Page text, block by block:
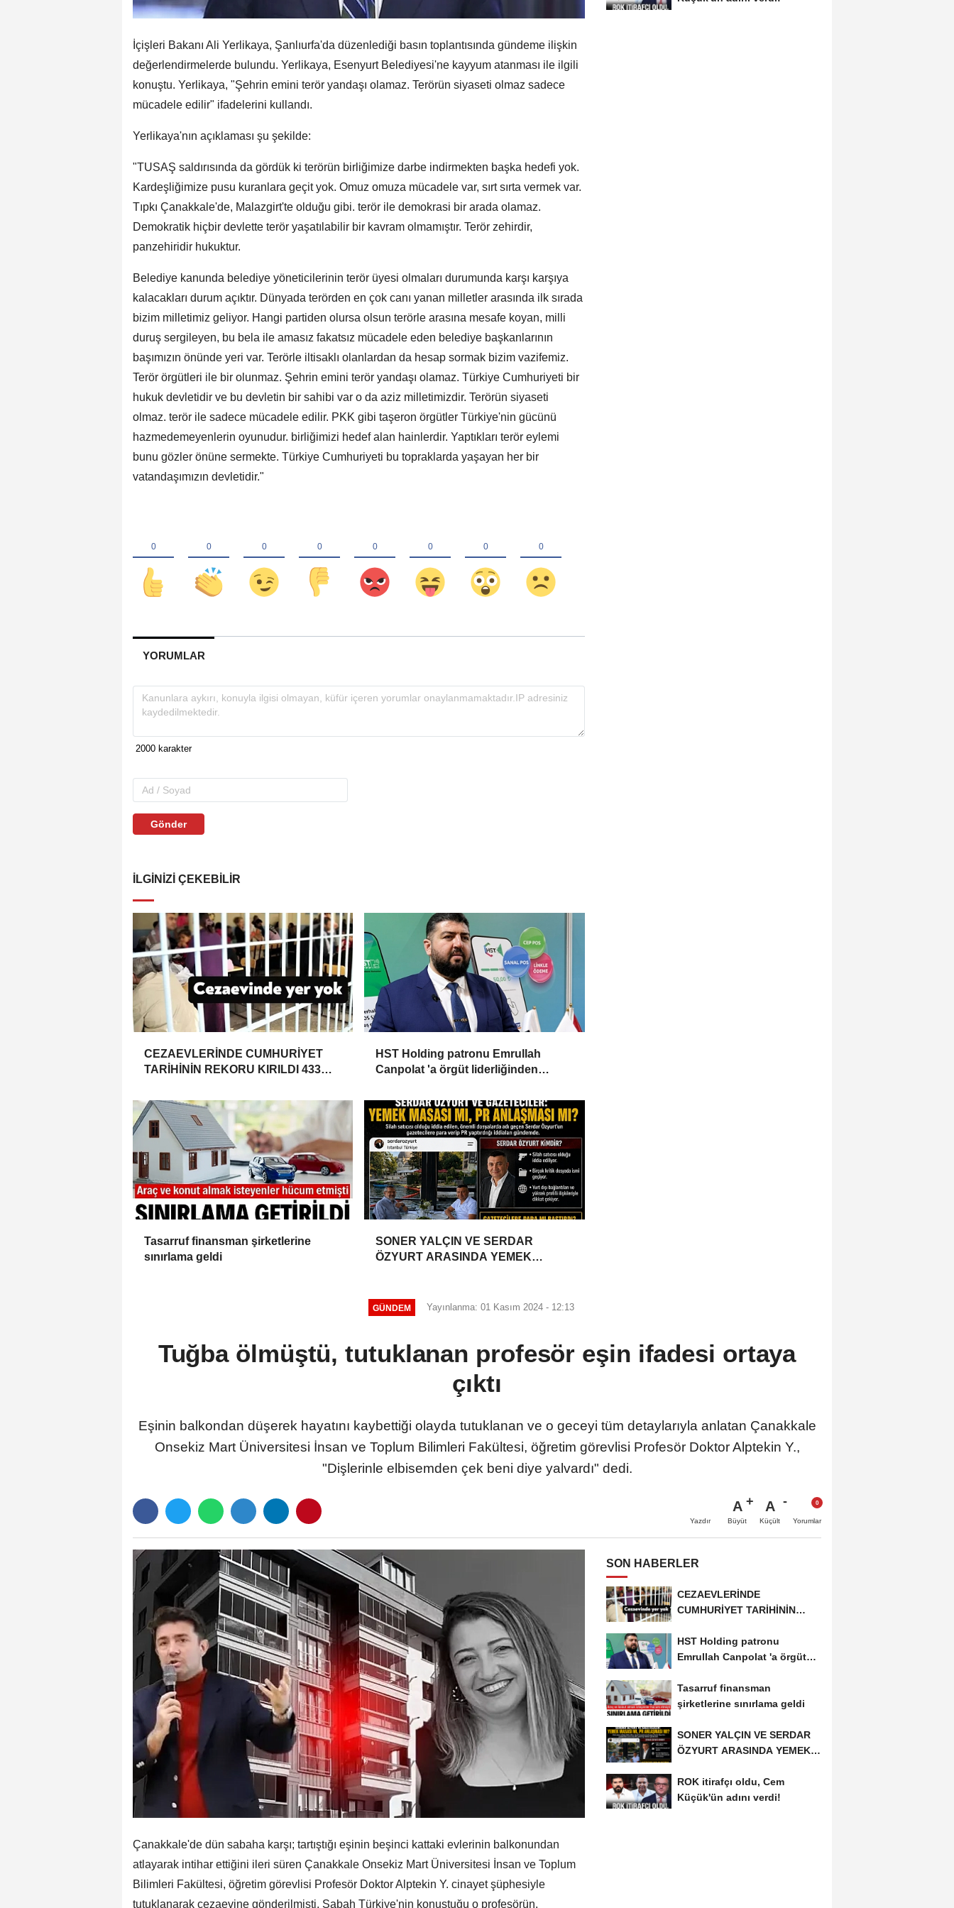
İçişleri Bakanı Ali Yerlikaya, Şanlıurfa'da düzenlediği basın toplantısında gündeme ilişkin
değerlendirmelerde bulundu. Yerlikaya, Esenyurt Belediyesi'ne kayyum atanması ile ilgili
konuştu. Yerlikaya, "Şehrin emini terör yandaşı olamaz. Terörün siyaseti olmaz sadece
mücadele edilir" ifadelerini kullandı.
Yerlikaya'nın açıklaması şu şekilde:
"TUSAŞ saldırısında da gördük ki terörün birliğimize darbe indirmekten başka hedefi yok.
Kardeşliğimize pusu kuranlara geçit yok. Omuz omuza mücadele var, sırt sırta vermek var.
Tıpkı Çanakkale'de, Malazgirt'te olduğu gibi. terör ile demokrasi bir arada olamaz.
Demokratik hiçbir devlette terör yaşatılabilir bir kavram olmamıştır. Terör zehirdir,
panzehiridir hukuktur.
Belediye kanunda belediye yöneticilerinin terör üyesi olmaları durumunda karşı karşıya
kalacakları durum açıktır. Dünyada terörden en çok canı yanan milletler arasında ilk sırada
bizim milletimiz geliyor. Hangi partiden olursa olsun terörle arasına mesafe koyan, milli
duruş sergileyen, bu bela ile amasız fakatsız mücadele eden belediye başkanlarının
başımızın önünde yeri var. Terörle iltisaklı olanlardan da hesap sormak bizim vazifemiz.
Terör örgütleri ile bir olunmaz. Şehrin emini terör yandaşı olamaz. Türkiye Cumhuriyeti bir
hukuk devletidir ve bu devletin bir sahibi var o da aziz milletimizdir. Terörün siyaseti
olmaz. terör ile sadece mücadele edilir. PKK gibi taşeron örgütler Türkiye'nin gücünü
hazmedemeyenlerin oyunudur. birliğimizi hedef alan hainlerdir. Yaptıkları terör eylemi
bunu gözler önüne sermekte. Türkiye Cumhuriyeti bu topraklarda yaşayan her bir
vatandaşımızın devletidir."
YORUMLAR
Gönder
İLGINIZI ÇEKEBILIR
CEZAEVLERİNDE CUMHURİYET
TARİHİNİN REKORU KIRILDI 433
HST Holding patronu Emrullah
Canpolat 'a örgüt liderliğinden
malvarlığına el konuldu
Tasarruf finansman şirketlerine
sınırlama geldi
SONER YALÇIN VE SERDAR
ÖZYURT ARASINDA YEMEK
GÜNDEM Yayınlanma: 01 Kasım 2024 - 12:13
Tuğba ölmüştü, tutuklanan profesör eşin ifadesi ortaya
çıktı
Eşinin balkondan düşerek hayatını kaybettiği olayda tutuklanan ve o geceyi tüm detaylarıyla anlatan Çanakkale
Onsekiz Mart Üniversitesi İnsan ve Toplum Bilimleri Fakültesi, öğretim görevlisi Profesör Doktor Alptekin Y.,
"Dişlerinle elbisemden çek beni diye yalvardı" dedi.
Yazdır
A
Büyüt
A
Küçült Yorumlar
Çanakkale'de dün sabaha karşı; tartıştığı eşinin beşinci kattaki evlerinin balkonundan
atlayarak intihar ettiğini ileri süren Çanakkale Onsekiz Mart Üniversitesi İnsan ve Toplum
Bilimleri Fakültesi, öğretim görevlisi Profesör Doktor Alptekin Y. cinayet şüphesiyle
tutuklanarak cezaevine gönderilmişti. Sabah Türkiye'nin konuştuğu o profesörün,
SON HABERLER
CEZAEVLERİNDE
CUMHURİYET TARİHİNİN
KİŞİ...
HST Holding patronu
Emrullah Canpolat 'a örgüt
Tasarruf finansman
şirketlerine sınırlama geldi
SONER YALÇIN VE SERDAR
ÖZYURT ARASINDA YEMEK
ROK itirafçı oldu, Cem
Küçük'ün adını verdi!